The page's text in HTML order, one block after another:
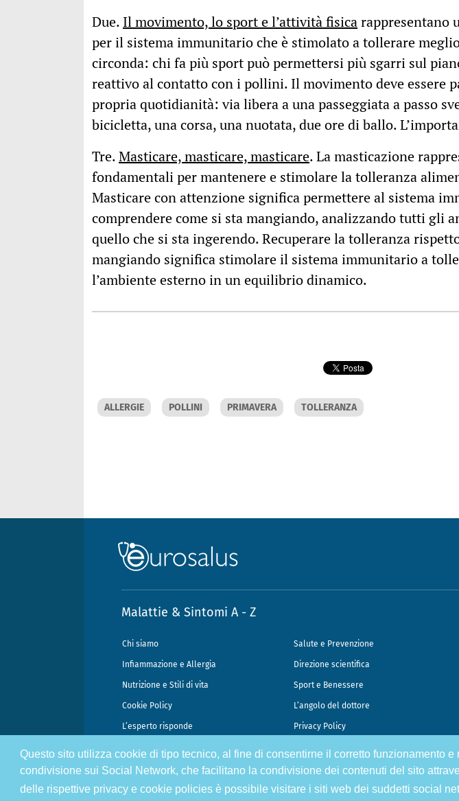
Questo sito utilizza cookie di tipo tecnico, al fine di consentirne il corretto funzionamento
condivisione sui Social Network, che facilitano la condivisione dei contenuti del sito
delle rispettive privacy e cookie policies è possibile visitare i siti web dei suddetti social
Due. Il movimento, lo sport e l’attività fisicarappresentano
per il sistema immunitario che è stimolato a tollerare
circonda: chi fa più sport può permettersi più sgarri sul
reattivo al contatto con i pollini. Il movimento deve essere
propria quotidianità: via libera a una passeggiata a passo
bicicletta, una corsa, una nuotata, due ore di ballo.
Tre.Masticare, masticare, masticare. La masticazione
fondamentali per mantenere e stimolare la tolleranza
Masticare con attenzione significa permettere al sistema
comprendere come si sta mangiando, analizzando tutti gli
quello che si sta ingerendo. Recuperare la tolleranza
mangiando significa stimolare il sistema immunitario a
l’ambiente esterno in un equilibrio dinamico.
ALLERGIE POLLINI PRIMAVERA TOLLERANZA
Malattie & Sintomi A - Z
Chi siamo Salute e Prevenzione
Infiammazione e Allergia Direzione scientifica
Nutrizione e Stili di vita Sport e Benessere
Cookie Policy L’angolo del dottore
L’esperto risponde Privacy Policy
@2026 - Gek Srl, P.IVA 07333890965 - Direzione Scientifica Dottor Attilio Francesco Speciani